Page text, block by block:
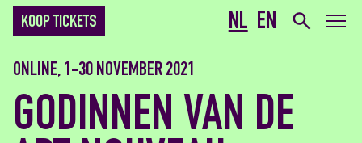
NL EN
KOOP TICKETS
ONLINE, 1-30 NOVEMBER 2021
GODINNEN VAN DE